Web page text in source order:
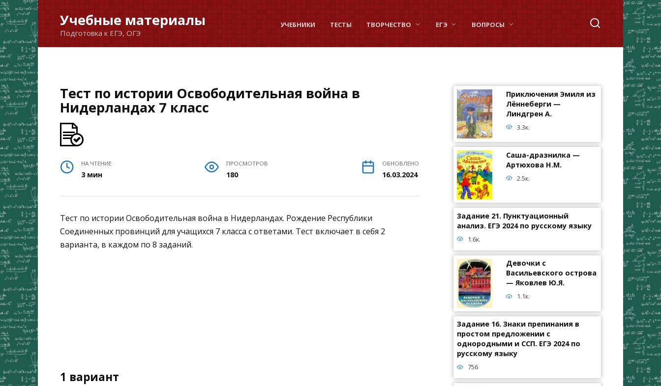
Перейти
к
содержанию
Учебные материалы
Подготовка к ЕГЭ, ОГЭ
УЧЕБНИКИ ТЕСТЫ ТВОРЧЕСТВО ЕГЭ ВОПРОСЫ
Тест по истории Освободительная война в
Нидерландах 7 класс
НА ЧТЕНИЕ
3 мин
ПРОСМОТРОВ
180
ОБНОВЛЕНО
16.03.2024
Тест по истории Освободительная война в Нидерландах. Рождение Республики
Соединенных провинций для учащихся 7 класса с ответами. Тест включает в себя 2
варианта, в каждом по 8 заданий.
1 вариант
Приключения Эмиля из
Лённеберги —
Линдгрен А.
3.3к.
Саша-дразнилка —
Артюхова Н.М.
2.5к.
Задание 21. Пунктуационный
анализ. ЕГЭ 2024 по русскому языку
1.6к.
Девочки с
Васильевского острова
— Яковлев Ю.Я.
1.1к.
Задание 16. Знаки препинания в
простом предложении с
однородными и ССП. ЕГЭ 2024 по
русскому языку
756